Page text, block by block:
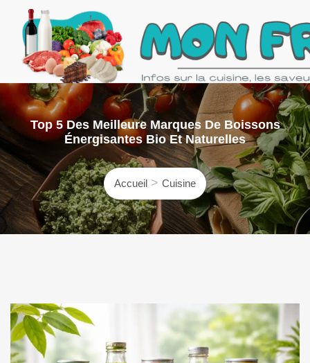
content
Mon Frigo
Le webmag d'infos et recettes du quotidien
Top 5 Des Meilleure Marques De Boissons
Énergisantes Bio Et Naturelles
Accueil Cuisine